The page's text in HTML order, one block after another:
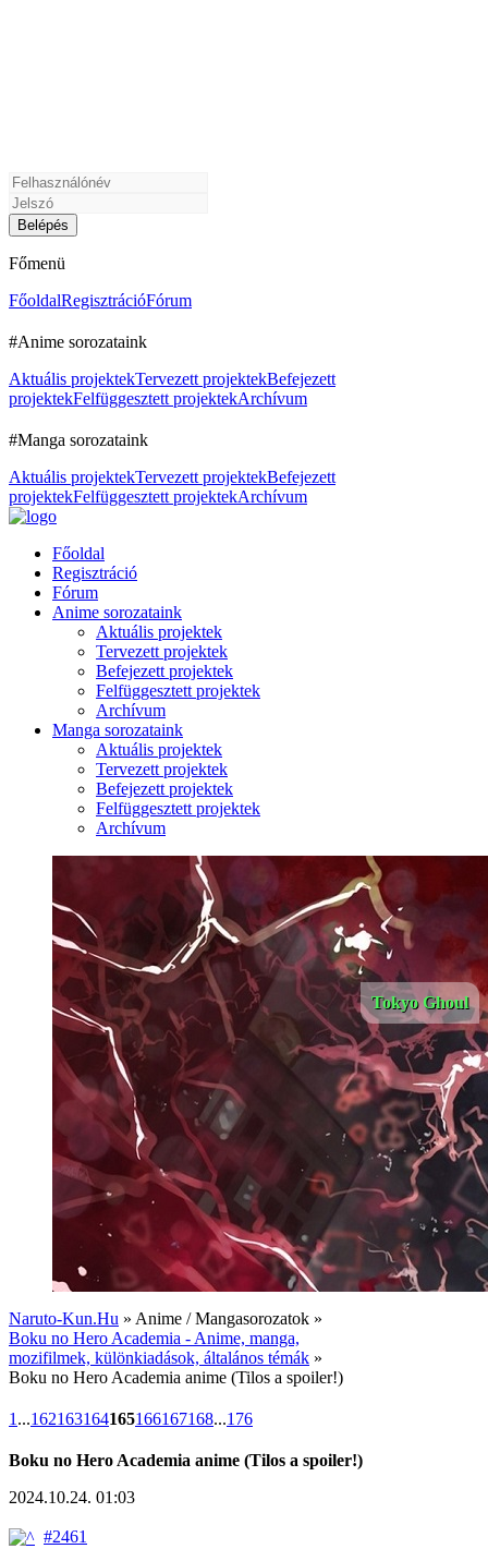
Főmenü
FőoldalRegisztrációFórum
#Anime sorozataink
Aktuális projektekTervezett projektekBefejezett
projektekFelfüggesztett projektekArchívum
#Manga sorozataink
Aktuális projektekTervezett projektekBefejezett
projektekFelfüggesztett projektekArchívum
Főoldal
Regisztráció
Fórum
Anime sorozataink
Aktuális projektek
Tervezett projektek
Befejezett projektek
Felfüggesztett projektek
Archívum
Manga sorozataink
Aktuális projektek
Tervezett projektek
Befejezett projektek
Felfüggesztett projektek
Archívum
Tokyo Ghoul
Naruto-Kun.Hu » Anime / Mangasorozatok »
Boku no Hero Academia - Anime, manga,
mozifilmek, különkiadások, általános témák »
Boku no Hero Academia anime (Tilos a spoiler!)
1 ...162163164165166167168...176
Boku no Hero Academia anime (Tilos a spoiler!)
2024.10.24. 01:03
#2461